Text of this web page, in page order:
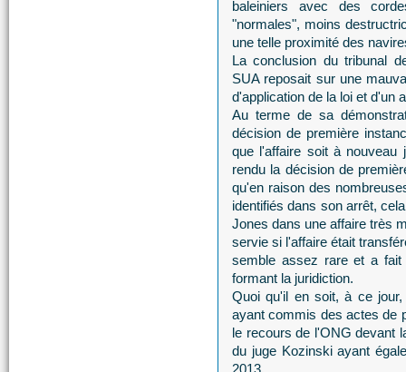
baleiniers avec des
"normales", moins
une telle proximité des
La conclusion du tribunal
SUA reposait sur une
d'application de la loi et d'un
Au terme de sa
décision de première
que l'affaire soit à nouveau
rendu la décision de
qu'en raison des
identifiés dans son arrêt,
Jones dans une affaire très
servie si l'affaire était
semble assez rare et a
formant la juridiction.
Quoi qu'il en soit, à ce
ayant commis des actes de
le recours de l'ONG devant
du juge Kozinski ayant
2013.